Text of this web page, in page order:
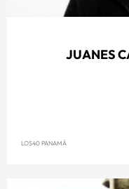
JUANES
LOS40 PANAMÁ